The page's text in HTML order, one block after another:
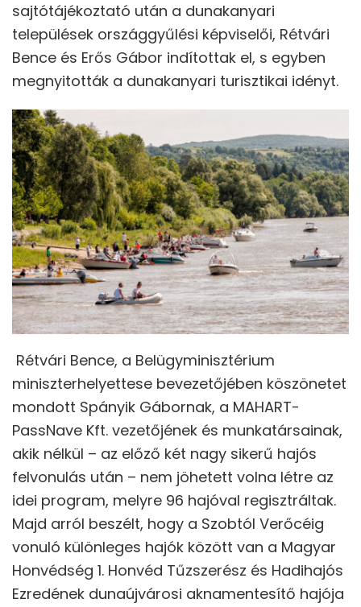
sajtótájékoztató után a dunakanyari
települések országgyűlési képviselői, Rétvári
Bence és Erős Gábor indítottak el, s egyben
megnyitották a dunakanyari turisztikai idényt.
Rétvári Bence, a Belügyminisztérium
miniszterhelyettese bevezetőjében köszönetet
mondott Spányik Gábornak, a MAHART-
PassNave Kft. vezetőjének és munkatársainak,
akik nélkül – az előző két nagy sikerű hajós
felvonulás után – nem jöhetett volna létre az
idei program, melyre 96 hajóval regisztráltak.
Majd arról beszélt, hogy a Szobtól Verőcéig
vonuló különleges hajók között van a Magyar
Honvédség 1. Honvéd Tűzszerész és Hadihajós
Ezredének dunaújvárosi aknamentesítő hajója